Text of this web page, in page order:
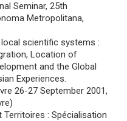
Seminar, 25th
Metropolitana,
scientific systems :
Location of
and the Global
Experiences.
26-27 September 2001,
Territoires : Spécialisation